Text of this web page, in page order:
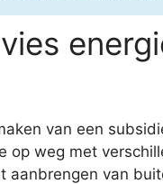
van een
op weg met
aanbrengen van